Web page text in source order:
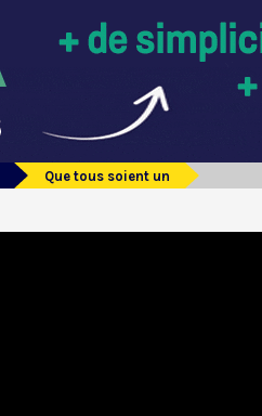
Que tous soient un